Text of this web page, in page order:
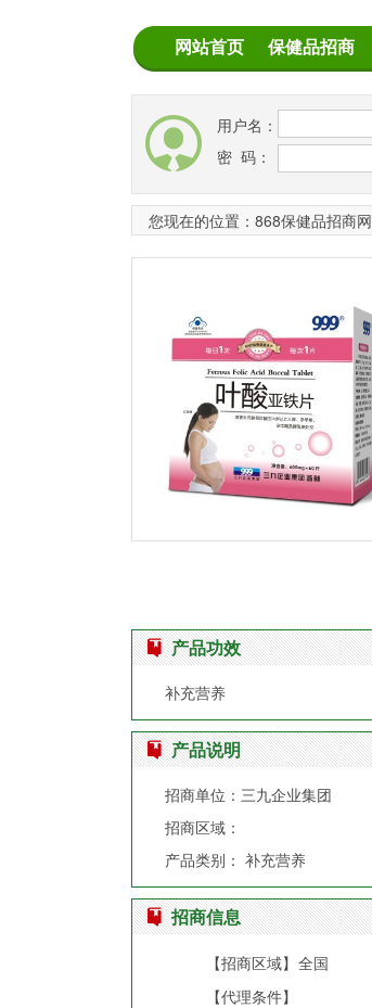
网站首页 保健品招商
用户名：
密 码：
您现在的位置： 868保健品招商网
产品功效
补充营养
产品说明
招商单位：三九企业集团
招商区域：
产品类别： 补充营养
招商信息
【招商区域】 全国
【代理条件】